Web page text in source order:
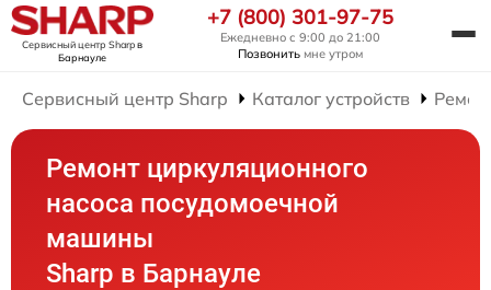
Сервисный центр Sharpв
Барнауле
+7 (800) 301-97-75
Ежедневно с 9:00 до 21:00
Позвонить мне утром
Сервисный центр Sharp Каталог устройств
Ремонт циркуляционного
насоса посудомоечной
машины
Sharp в Барнауле